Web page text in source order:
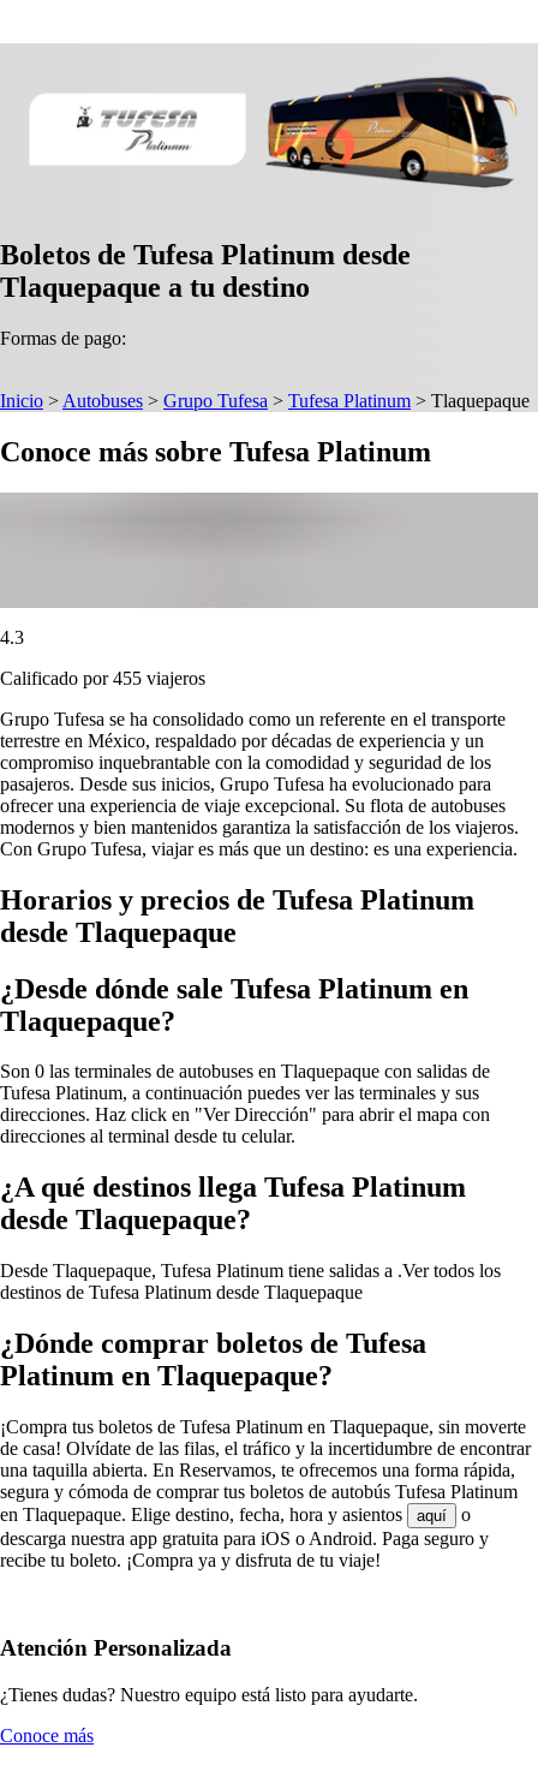
Boletos de Tufesa Platinum desde
Tlaquepaque a tu destino
Formas de pago:
Inicio > Autobuses > Grupo Tufesa > Tufesa Platinum > Tlaquepaque
Conoce más sobre Tufesa Platinum
4.3
Calificado por 455 viajeros
Grupo Tufesa se ha consolidado como un referente en el transporte
terrestre en México, respaldado por décadas de experiencia y un
compromiso inquebrantable con la comodidad y seguridad de los
pasajeros. Desde sus inicios, Grupo Tufesa ha evolucionado para
ofrecer una experiencia de viaje excepcional. Su flota de autobuses
modernos y bien mantenidos garantiza la satisfacción de los viajeros.
Con Grupo Tufesa, viajar es más que un destino: es una experiencia.
Horarios y precios de Tufesa Platinum
desde Tlaquepaque
¿Desde dónde sale Tufesa Platinum en
Tlaquepaque?
Son 0 las terminales de autobuses en Tlaquepaque con salidas de
Tufesa Platinum, a continuación puedes ver las terminales y sus
direcciones. Haz click en "Ver Dirección" para abrir el mapa con
direcciones al terminal desde tu celular.
¿A qué destinos llega Tufesa Platinum
desde Tlaquepaque?
Desde Tlaquepaque, Tufesa Platinum tiene salidas a .Ver todos los
destinos de Tufesa Platinum desde Tlaquepaque
¿Dónde comprar boletos de Tufesa
Platinum en Tlaquepaque?
¡Compra tus boletos de Tufesa Platinum en Tlaquepaque, sin moverte
de casa! Olvídate de las filas, el tráfico y la incertidumbre de encontrar
una taquilla abierta. En Reservamos, te ofrecemos una forma rápida,
segura y cómoda de comprar tus boletos de autobús Tufesa Platinum
en Tlaquepaque. Elige destino, fecha, hora y asientos
aquí
o
descarga nuestra app gratuita para iOS o Android. Paga seguro y
recibe tu boleto. ¡Compra ya y disfruta de tu viaje!
Atención Personalizada
¿Tienes dudas? Nuestro equipo está listo para ayudarte.
Conoce más